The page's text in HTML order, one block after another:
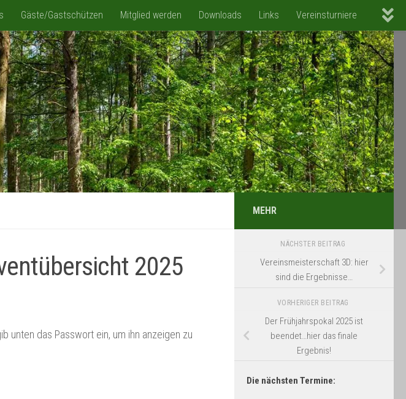
Gäste/Gastschützen Mitglied werden Downloads Links Vereinsturniere
2025
unten das Passwort ein, um ihn anzeigen zu
MEHR
NÄCHSTER BEITRAG
Vereinsmeisterschaft 3D: hier
sind die Ergebnisse…
VORHERIGER BEITRAG
Der Frühjahrspokal 2025 ist
beendet…hier das finale
Ergebnis!
Die nächsten Termine: